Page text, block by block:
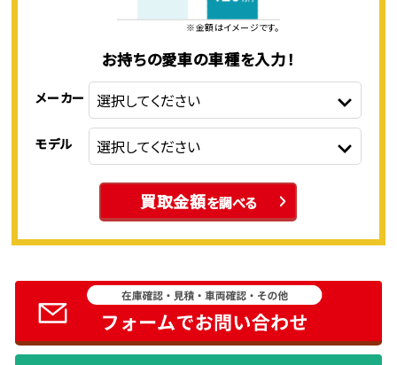
※金額はイメージです。
お持ちの愛車の車種を入力！
メーカー
モデル
買取金額を調べる